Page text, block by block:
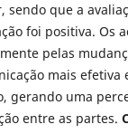
sendo que a
foi positiva. Os
pelas
mais efetiva
gerando uma
entre as partes.